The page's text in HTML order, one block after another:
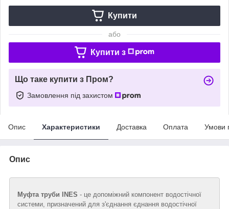
Купити
або
Купити з
Що таке купити з Пром?
Замовлення під захистом
Опис Характеристики Доставка Оплата Умови
Опис
Муфта труби INES - це допоміжний компонент водостічної
системи, призначений для з'єднання єднання водостічної